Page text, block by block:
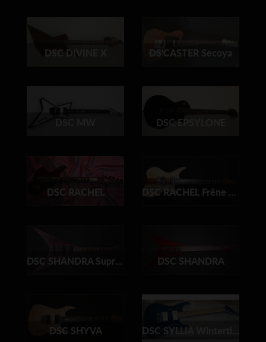
DSC DIVINE X DS'CASTER Secoya
DSC EPSYLONE
DSC RACHEL DSC RACHEL Frêne et Acajou
DSC SHANDRA Suprême A / Signature Ralph Santolla DSC SHANDRA
DSC SHYVA